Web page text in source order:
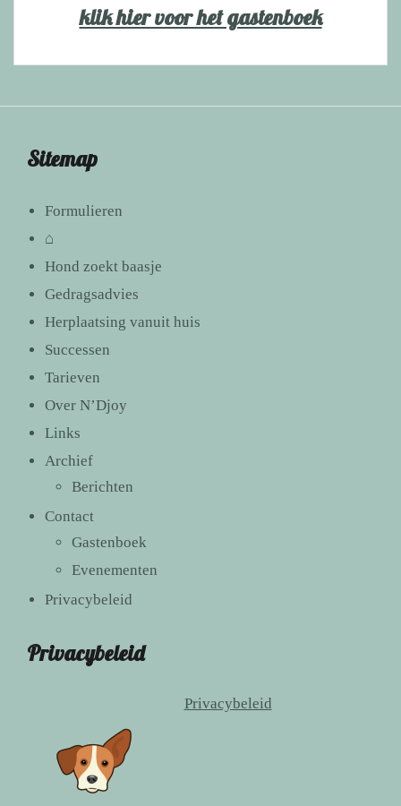
klik hier voor het gastenboek
Sitemap
Formulieren
⌂
Hond zoekt baasje
Gedragsadvies
Herplaatsing vanuit huis
Successen
Tarieven
Over N’Djoy
Links
Archief
Berichten
Contact
Gastenboek
Evenementen
Privacybeleid
Privacybeleid
Privacybeleid